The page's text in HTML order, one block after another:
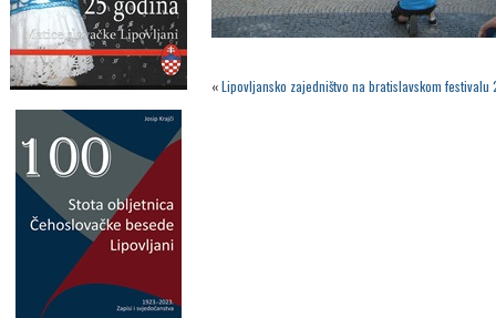
«Lipovljansko zajedništvo na bratislavskom